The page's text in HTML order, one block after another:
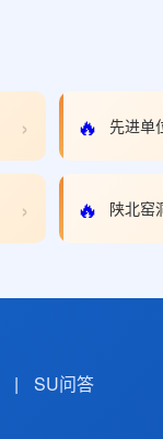
› 🔥 先进单
› 🔥 陕北窑
| SU问答